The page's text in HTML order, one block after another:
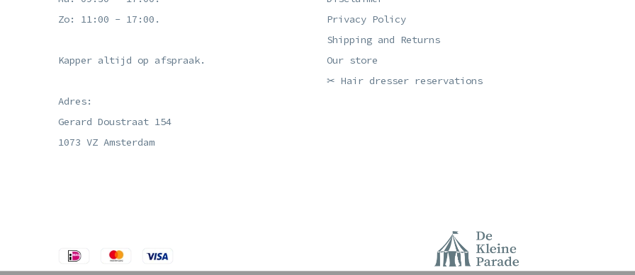
Zo: 11:00 - 17:00.
Kapper altijd op afspraak.
Adres:
Gerard Doustraat 154
1073 VZ Amsterdam
Privacy Policy
Shipping and Returns
Our store
✂ Hair dresser reservations